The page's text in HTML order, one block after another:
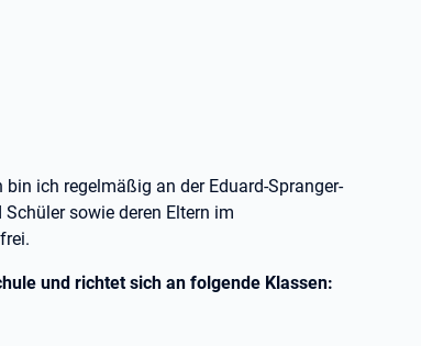
ich regelmäßig an der Eduard-Spranger-
sowie deren Eltern im
und richtet sich an folgende Klassen: